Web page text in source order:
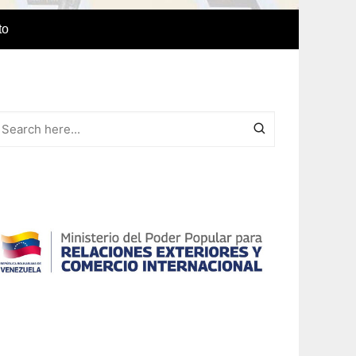
Colaboraciones de nuestro